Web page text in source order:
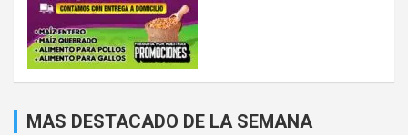
MAS DESTACADO DE LA SEMANA